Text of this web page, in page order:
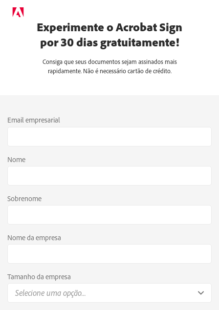
Experimente o Acrobat Sign
por 30 dias gratuitamente!
Consiga que seus documentos sejam assinados mais
rapidamente. Não é necessário cartão de crédito.
Email empresarial
Nome
Sobrenome
Nome da empresa
Tamanho da empresa
Selecione uma opção...